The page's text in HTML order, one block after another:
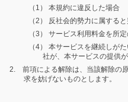
（1） 本規約に違反した場合
（2） 反社会的勢力に属する
（3） サービス利用料金を所
（4） 本サービスを継続しが
社が、本サービスの提供
2. 前項による解除は、当該解除の
求を妨げないものとします。